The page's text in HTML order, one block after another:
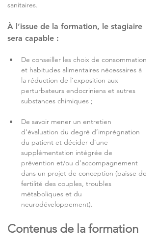
sanitaires.
À l’issue de la formation, le stagiaire
sera capable :
De conseiller les choix de consommation
et habitudes alimentaires nécessaires à
la réduction de l’exposition aux
perturbateurs endocriniens et autres
substances chimiques ;
De savoir mener un entretien
d’évaluation du degré d’imprégnation
du patient et décider d’une
supplémentation intégrée de
prévention et/ou d’accompagnement
dans un projet de conception (baisse de
fertilité des couples, troubles
métaboliques et du
neurodéveloppement).
Contenus de la formation